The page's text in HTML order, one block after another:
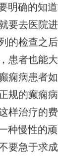
明确的知
要去医院
的检查之
患者也能
痫病患者
规的癫痫
样治疗的费
种慢性的
要急于求